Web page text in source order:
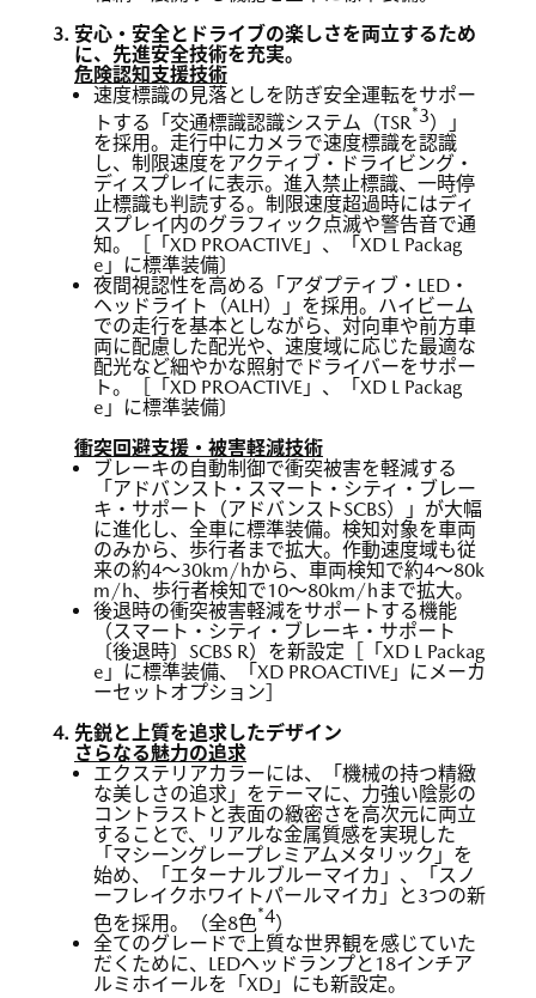
安心・安全とドライブの楽しさを両立するため
に、先進安全技術を充実。
危険認知支援技術
速度標識の見落としを防ぎ安全運転をサポー
トする「交通標識認識システム（TSR*3）」
を採用。走行中にカメラで速度標識を認識
し、制限速度をアクティブ・ドライビング・
ディスプレイに表示。進入禁止標識、一時停
止標識も判読する。制限速度超過時にはディ
スプレイ内のグラフィック点滅や警告音で通
知。［「XD PROACTIVE」、「XD L Packag
e」に標準装備〕
夜間視認性を高める「アダプティブ・LED・
ヘッドライト（ALH）」を採用。ハイビーム
での走行を基本としながら、対向車や前方車
両に配慮した配光や、速度域に応じた最適な
配光など細やかな照射でドライバーをサポー
ト。［「XD PROACTIVE」、「XD L Packag
e」に標準装備〕
衝突回避支援・被害軽減技術
ブレーキの自動制御で衝突被害を軽減する
「アドバンスト・スマート・シティ・ブレー
キ・サポート（アドバンストSCBS）」が大幅
に進化し、全車に標準装備。検知対象を車両
のみから、歩行者まで拡大。作動速度域も従
来の約4～30km/hから、車両検知で約4～80k
m/h、歩行者検知で10～80km/hまで拡大。
後退時の衝突被害軽減をサポートする機能
（スマート・シティ・ブレーキ・サポート
〔後退時〕SCBS R）を新設定［「XD L Packag
e」に標準装備、「XD PROACTIVE」にメーカ
ーセットオプション］
先鋭と上質を追求したデザイン
さらなる魅力の追求
エクステリアカラーには、「機械の持つ精緻
な美しさの追求」をテーマに、力強い陰影の
コントラストと表面の緻密さを高次元に両立
することで、リアルな金属質感を実現した
「マシーングレープレミアムメタリック」を
始め、「エターナルブルーマイカ」、「スノ
ーフレイクホワイトパールマイカ」と3つの新
色を採用。（全8色*4）
全てのグレードで上質な世界観を感じていた
だくために、LEDヘッドランプと18インチア
ルミホイールを「XD」にも新設定。